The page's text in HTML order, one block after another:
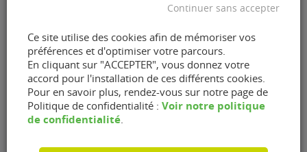
Téléphone(Nécessaire)
RGPDJ'accepte que FlexFuel Energy Development
collecte et utilise les données personnelles
renseignées dans le cadre de la demande
Ce site utilise des cookies afin de mémoriser vos
préférences et d'optimiser votre parcours.
En cliquant sur "ACCEPTER", vous donnez votre
accord pour l'installation de ces différents cookies.
Pour en savoir plus, rendez-vous sur notre page de
Politique de confidentialité : Voir notre politique
de confidentialité
Continuer sans accepter